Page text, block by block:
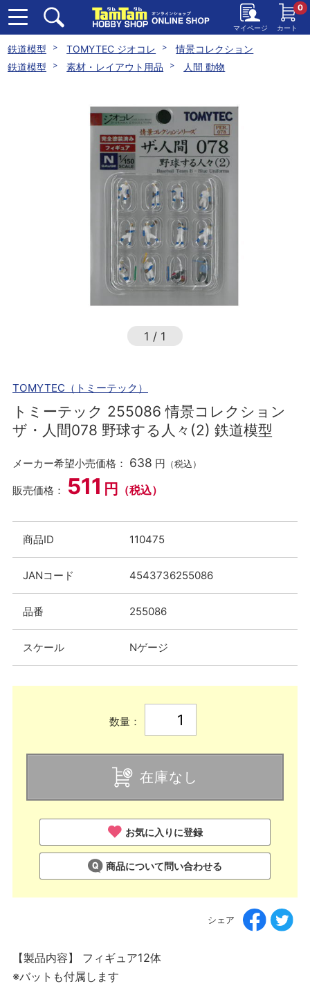
マイページ カート
0
鉄道模型 TOMYTEC ジオコレ
情景コレクション
鉄道模型
素材・レイアウト用品 人間 動物
1 / 1
TOMYTEC（トミーテック）
トミーテック 255086 情景コレクション
ザ・人間078 野球する人々(2) 鉄道模型
メーカー希望小売価格： 638 円 （税込）
販売価格： 511 円 （税込）
商品ID 110475
JANコード 4543736255086
品番 255086
スケール Nゲージ
数量：
在庫なし
お気に入りに登録
商品について問い合わせる
シェア
【製品内容】 フィギュア12体
※バットも付属します